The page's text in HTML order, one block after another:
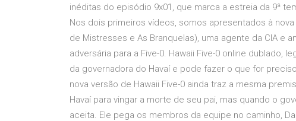
inéditas do episódio 9x01, que marca a estreia da 9ª
Nos dois primeiros vídeos, somos apresentados à
de Mistresses e As Branquelas), uma agente da CIA e
adversária para a Five-0. Hawaii Five-0 online dublado,
da governadora do Havaí e pode fazer o que for
nova versão de Hawaii Five-0 ainda traz a mesma
Havaí para vingar a morte de seu pai, mas quando o
aceita. Ele pega os membros da equipe no caminho,